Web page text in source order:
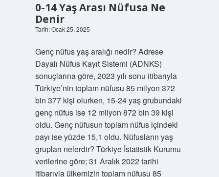
0-14 Yaş Arası Nüfusa Ne
Denir
Tarih: Ocak 25, 2025
Genç nüfus yaş aralığı nedir? Adrese
Dayalı Nüfus Kayıt Sistemi (ADNKS)
sonuçlarına göre, 2023 yılı sonu itibarıyla
Türkiye’nin toplam nüfusu 85 milyon 372
bin 377 kişi olurken, 15-24 yaş grubundaki
genç nüfus ise 12 milyon 872 bin 39 kişi
oldu. Genç nüfusun toplam nüfus içindeki
payı ise yüzde 15,1 oldu. Nüfusların yaş
grupları nelerdir? Türkiye İstatistik Kurumu
verilerine göre; 31 Aralık 2022 tarihi
itibarıyla ülkemizin toplam nüfusu 85